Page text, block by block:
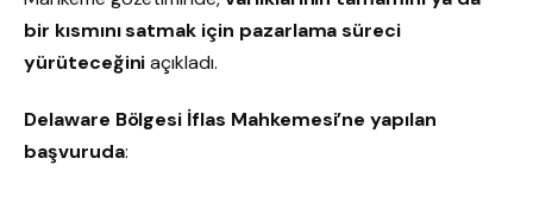
bir kısmını satmak için pazarlama süreci
yürüteceğiniaçıkladı.
Delaware Bölgesi İflas Mahkemesi’ne yapılan
başvuruda: